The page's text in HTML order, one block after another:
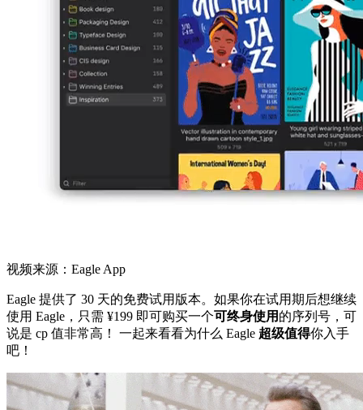
视频来源：Eagle App
Eagle 提供了 30 天的免费试用版本。如果你在试用期后想继续
使用 Eagle，只需 ¥199 即可购买一个可终身使用 的序列号，可
说是 cp 值非常高！ 一起来看看为什么 Eagle 超级值得你入手
吧！